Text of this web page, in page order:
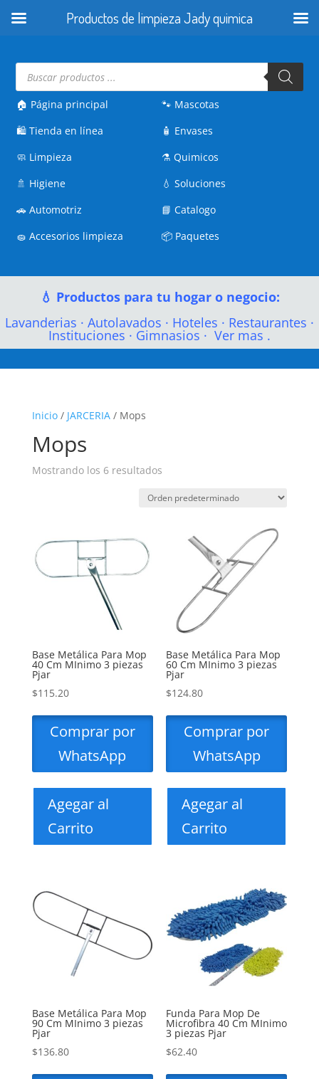
Búsqueda
productos
🏠 Página principal
🛍️Tienda en línea
🧼 Limpieza
🚿 Higiene
🚗Automotriz
🧽Accesorios limpieza
🐾 Mascotas
🧴 Envases
⚗️Quimicos
💧Soluciones
📘Catalogo
📦 Paquetes
💧 Productos para tu hogar o negocio:
Lavanderias · Autolavados · Hoteles · Restaurantes ·
Instituciones · Gimnasios · Ver mas .
Inicio/ JARCERIA/ Mops
Mops
Mostrando los 6 resultados
Base Metálica Para Mop
40 Cm MInimo 3 piezas
Pjar
$115.20
Comprar por
WhatsApp
Agegar al
Carrito
Base Metálica Para Mop
60 Cm MInimo 3 piezas
Pjar
$124.80
Comprar por
WhatsApp
Agegar al
Carrito
Base Metálica Para Mop
90 Cm MInimo 3 piezas
Pjar
$136.80
Funda Para Mop De
Microfibra 40 Cm MInimo
3 piezas Pjar
$62.40
Productos de limpieza Jady quimica